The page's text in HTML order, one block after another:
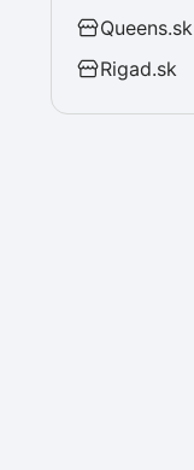
Queens.sk
Rigad.sk